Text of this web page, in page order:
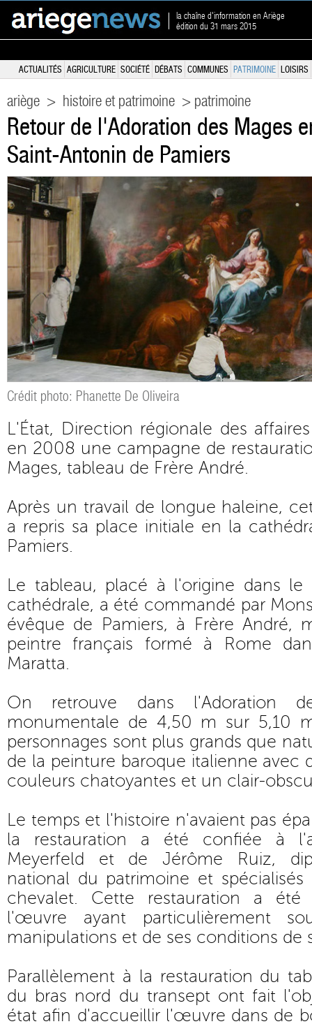
la chaîne d'information en Ariège
édition du 31 mars 2015
ACTUALITÉS AGRICULTURE SOCIÉTÉ DÉBATS COMMUNES PATRIMOINE LOISIRS
ariège > histoire et patrimoine > patrimoine
Retour de l'Adoration des Mages
Saint-Antonin de Pamiers
Crédit photo: Phanette De Oliveira
L'État, Direction régionale des
en 2008 une campagne de
Mages, tableau de Frère André.
Après un travail de longue haleine,
a repris sa place initiale en la
Pamiers.
Le tableau, placé à l'origine dans
cathédrale, a été commandé par
évêque de Pamiers, à Frère André,
peintre français formé à Rome
Maratta.
On retrouve dans l'Adoration
monumentale de 4,50 m sur 5,10
personnages sont plus grands que
de la peinture baroque italienne avec
couleurs chatoyantes et un clair-
Le temps et l'histoire n'avaient pas
la restauration a été confiée à
Meyerfeld et de Jérôme Ruiz,
national du patrimoine et
chevalet. Cette restauration a
l'œuvre ayant particulièrement
manipulations et de ses conditions de
Parallèlement à la restauration du
du bras nord du transept ont fait
état afin d'accueillir l'œuvre dans de